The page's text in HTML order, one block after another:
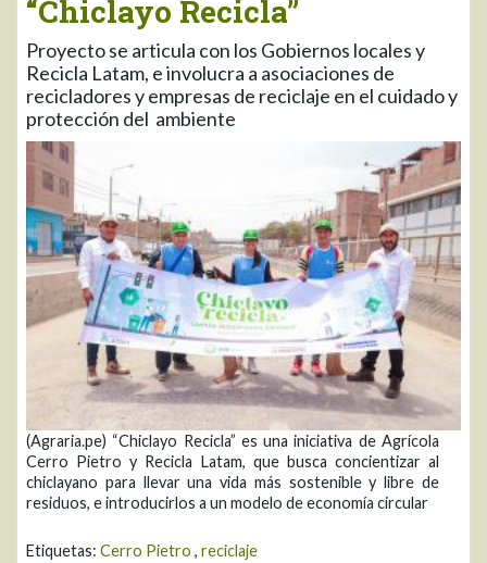
“Chiclayo Recicla”
Proyecto se articula con los Gobiernos locales y
Recicla Latam, e involucra a asociaciones de
recicladores y empresas de reciclaje en el cuidado y
protección del ambiente
(Agraria.pe) “Chiclayo Recicla” es una iniciativa de Agrícola
Cerro Pietro y Recicla Latam, que busca concientizar al
chiclayano para llevar una vida más sostenible y libre de
residuos, e introducirlos a un modelo de economía circular
Etiquetas: Cerro Pietro , reciclaje